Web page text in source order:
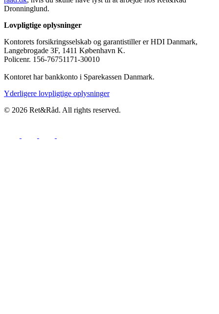
Dronninglund.
Lovpligtige oplysninger
Kontorets forsikringsselskab og garantistiller er HDI Danmark,
Langebrogade 3F, 1411 København K.
Policenr. 156-76751171-30010
Kontoret har bankkonto i Sparekassen Danmark.
Yderligere lovpligtige oplysninger
© 2026 Ret&Råd. All rights reserved.